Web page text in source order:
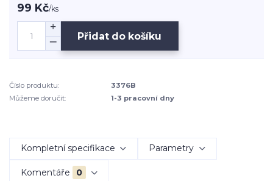
99 Kč/ks
Přidat do košíku
Číslo produktu:
3376B
Můžeme doručit:
1-3 pracovní dny
Kompletní specifikace Parametry
Komentáře 0